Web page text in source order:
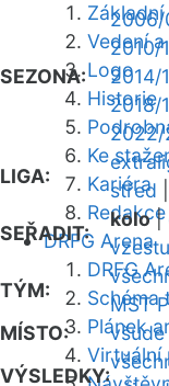
Základní
Vedení
Logo
Historie
Ke
Kariéra
DRFG Arena
DRFG
Schéma
Plánek
Virtuální
SEZONA:
2006/
2010/
2014/
2018/
2022/
LIGA:
střed
SEŘADIT:
kolo|
TÝM:
MST
MÍSTO:
všude
VÝSLEDKY: